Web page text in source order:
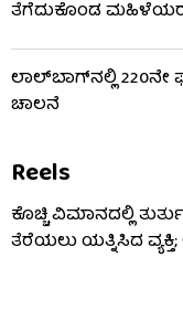
ತೆಗೆದುಕೊಂಡ
ಲಾಲ್‌ಬಾಗ್​​ನಲ್ಲಿ 220ನೇ
ಚಾಲನೆ
Reels
ಕೊಚ್ಚಿ ವಿಮಾನದಲ್ಲಿ
ತೆರೆಯಲು ಯತ್ನಿಸಿದ